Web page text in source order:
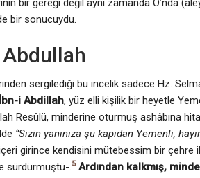
bir sonucuydu.
sergilediği bu incelik sadece Hz.
i Abdillah, yüz elli kişilik bir heyetle
Resûlü, minderine oturmuş ashâbına
“Sizin yanını­za şu kapıdan Yemenli,
girince kendisini mütebessim bir çehre
sürdürmüştü-. 5 Ardından kalkmış,